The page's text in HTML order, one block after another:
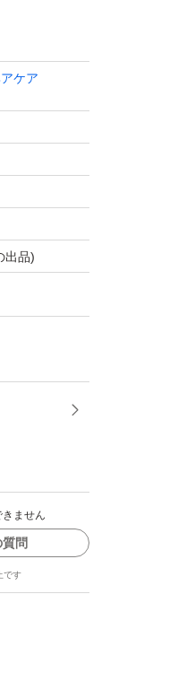
のテクノロ
。アミノセ
。途中で薬
ケア
出品)
ません
問
です